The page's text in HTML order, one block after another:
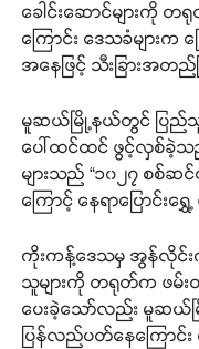
ခေါင်းဆောင်များကို
ကြောင်း ဒေသခံများ
အနေဖြင့် သီးခြားအ
မူဆယ်မြို့နယ်တွင် ပြည်သူ့စ
ပေါ်ထင်ထင် ဖွင့်လှစ်ခဲ့သည့်
များသည် “၁၀၂၇ စစ်ဆင်
ကြောင့် နေရာပြောင်း
ကိုးကန့်ဒေသမှ အွန်လိုင်းက
သူများကို တရုတ်က ဖမ်းဝ
ပေးခဲ့သော်လည်း မူဆယ်မြို့
ပြန်လည်ပတ်နေကြောင်